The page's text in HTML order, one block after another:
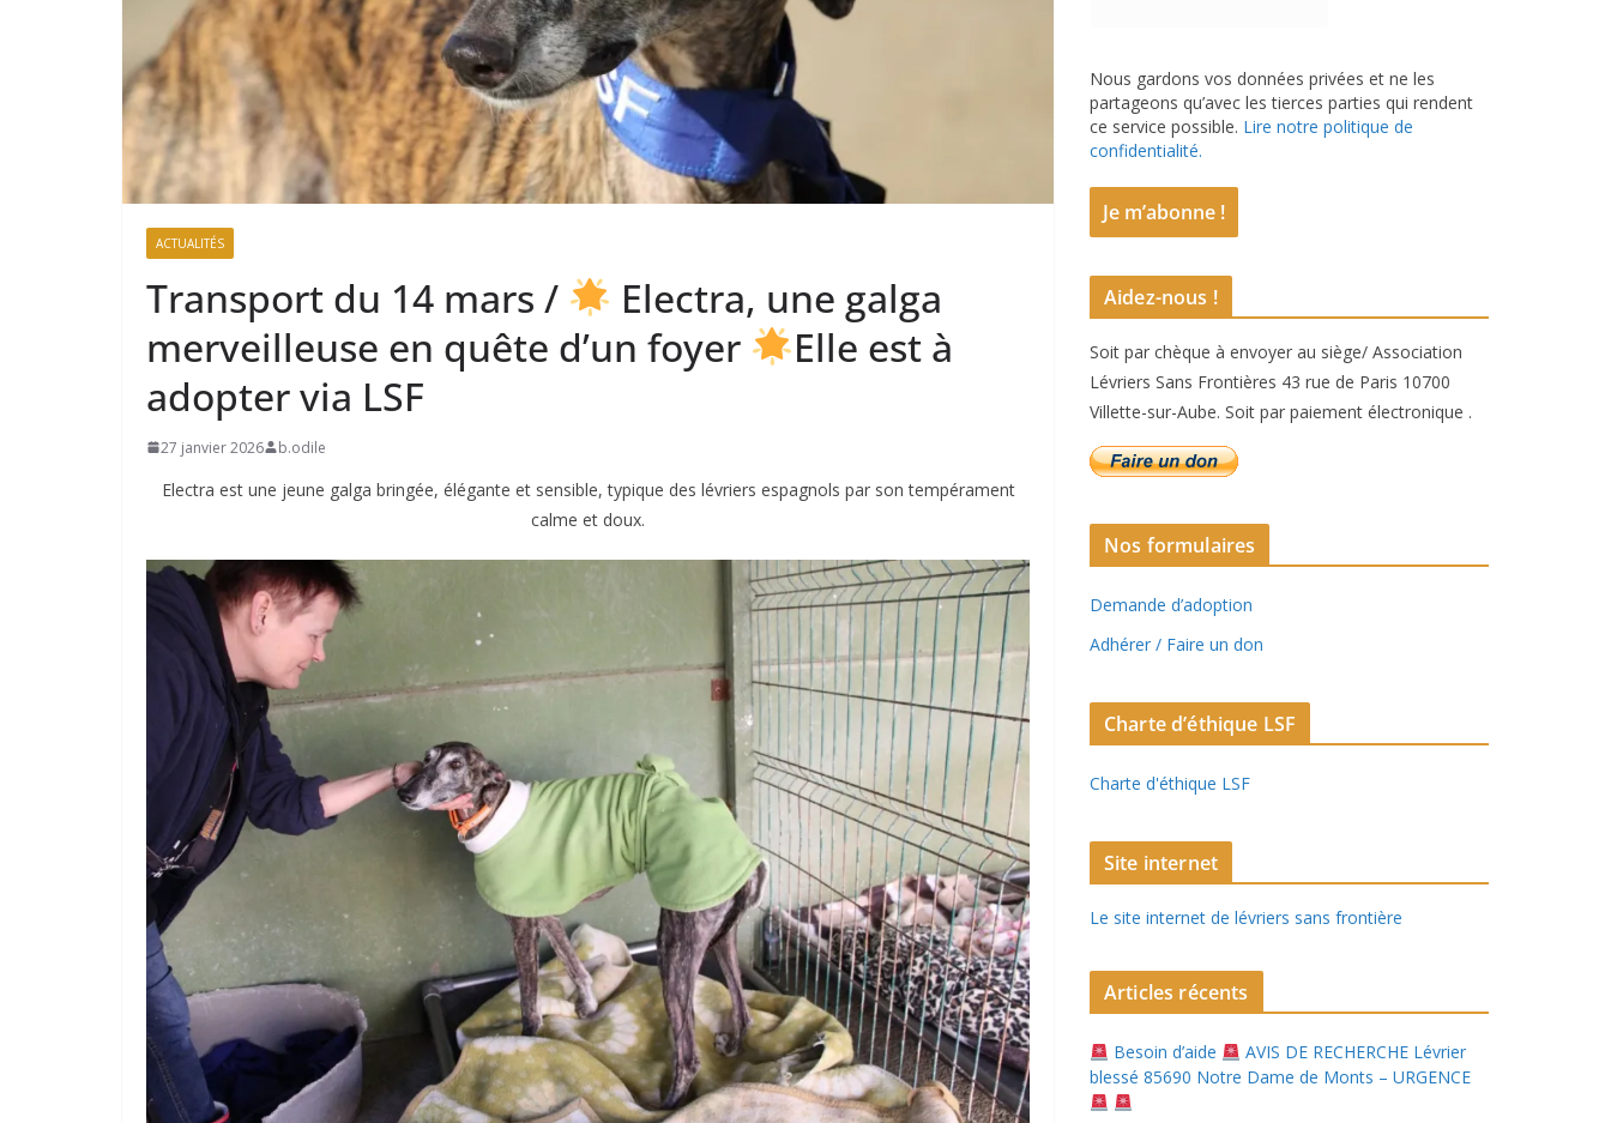
ACTUALITÉS
Transport du 14 mars /
Electra, une galga
merveilleuse en quête d’un foyer
Elle est à
adopter via LSF
27 janvier 2026 b.odile
Electra est une jeune galga bringée, élégante et sensible, typique des lévriers espagnols par son tempérament
calme et doux.
Nous gardons vos données privées et ne les
partageons qu’avec les tierces parties qui rendent
ce service possible. Lire notre politique de
confidentialité.
Aidez-nous !
Soit par chèque à envoyer au siège/ Association
Lévriers Sans Frontières 43 rue de Paris 10700
Villette-sur-Aube. Soit par paiement électronique .
Nos formulaires
Demande d’adoption
Adhérer / Faire un don
Charte d’éthique LSF
Charte d'éthique LSF
Site internet
Le site internet de lévriers sans frontière
Articles récents
Besoin d’aide
AVIS DE RECHERCHE Lévrier
blessé 85690 Notre Dame de Monts – URGENCE